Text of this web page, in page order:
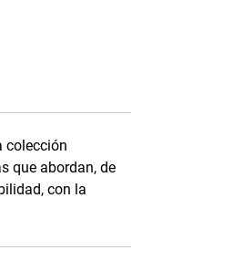
colección
que abordan, de
con la